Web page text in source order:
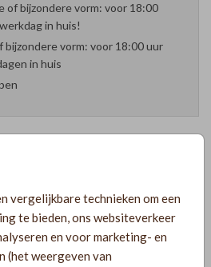
vergelijkbare technieken om een
te bieden, ons websiteverkeer
en voor marketing- en
(het weergeven van
of bijzondere vorm: voor 18:00
in huis!
bijzondere vorm: voor 18:00 uur
in huis